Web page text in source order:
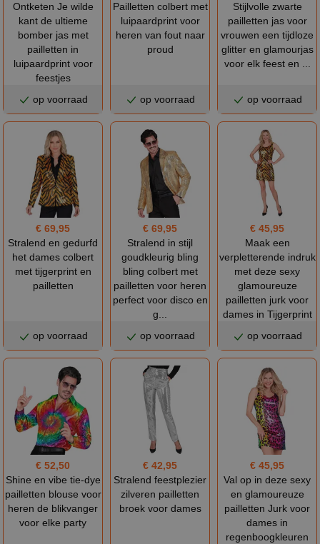
Ontketen Je wilde
kant de ultieme
bomber jas met
pailletten in
luipaardprint voor
feestjes
op voorraad
Pailletten colbert met
luipaardprint voor
heren van fout naar
proud
op voorraad
Stijlvolle zwarte
pailletten jas voor
vrouwen een tijdloze
glitter en glamourjas
voor elk feest en ...
op voorraad
€ 69,95
Stralend en gedurfd
het dames colbert
met tijgerprint en
pailletten
op voorraad
€ 69,95
Stralend in stijl
goudkleurig bling
bling colbert met
pailletten voor heren
perfect voor disco en
g...
op voorraad
€ 45,95
Maak een
verpletterende indruk
met deze sexy
glamoureuze
pailletten jurk voor
dames in Tijgerprint
op voorraad
€ 52,50
Shine en vibe tie-dye
pailletten blouse voor
heren de blikvanger
voor elke party
€ 42,95
Stralend feestplezier
zilveren pailletten
broek voor dames
€ 45,95
Val op in deze sexy
en glamoureuze
pailletten Jurk voor
dames in
regenboogkleuren